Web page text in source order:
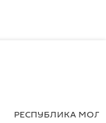
РЕСПУБЛИКА